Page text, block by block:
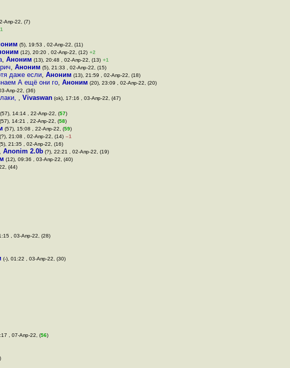
Апр-22, (7)
(5), 19:53 , 02-Апр-22, (11)
(12), 20:20 , 02-Апр-22, (12) +2
, Аноним (13), 20:48 , 02-Апр-22, (13) +1
, Аноним (5), 21:33 , 02-Апр-22, (15)
даже если, Аноним (13), 21:59 , 02-Апр-22, (18)
А ещё они го, Аноним (20), 23:09 , 02-Апр-22, (20)
Апр-22, (36)
, Vivaswan (ok), 17:16 , 03-Апр-22, (47)
(57), 14:14 , 22-Апр-22, (57)
(57), 14:21 , 22-Апр-22, (58)
(57), 15:08 , 22-Апр-22, (59)
(?), 21:08 , 02-Апр-22, (14) –1
21:35 , 02-Апр-22, (16)
, Anonim 2.0b (?), 22:21 , 02-Апр-22, (19)
(12), 09:36 , 03-Апр-22, (40)
(44)
, 03-Апр-22, (28)
(-), 01:22 , 03-Апр-22, (30)
, 07-Апр-22, (56)
)